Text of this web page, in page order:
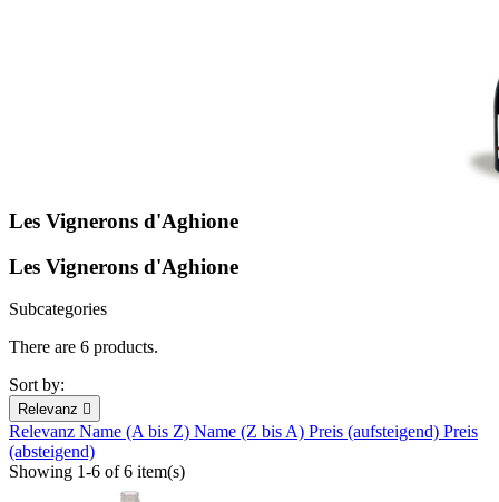
Les Vignerons d'Aghione
Les Vignerons d'Aghione
Subcategories
There are 6 products.
Sort by:
Relevanz 
Relevanz Name (A bis Z) Name (Z bis A) Preis (aufsteigend) Preis
(absteigend)
Showing 1-6 of 6 item(s)